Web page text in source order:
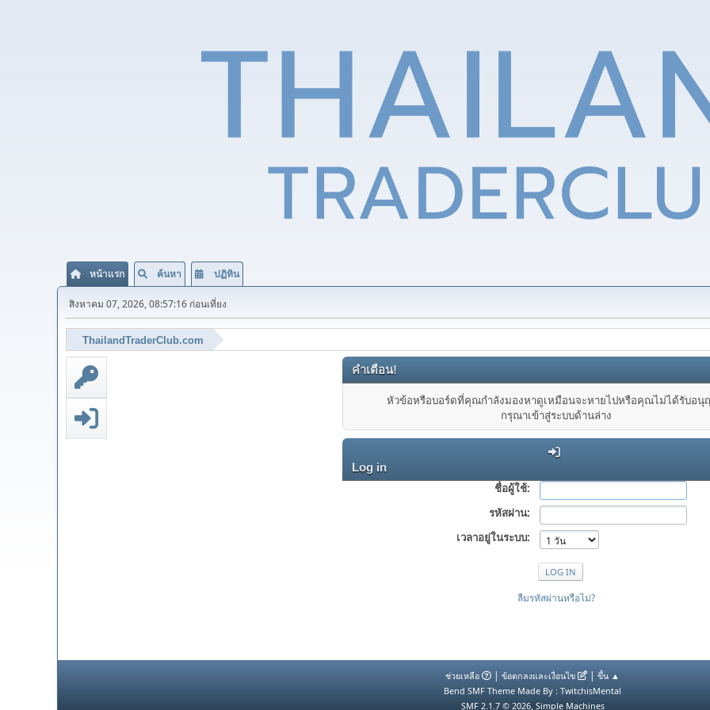
หน้าแรก ค้นหา ปฏิทิน
สิงหาคม 07, 2026, 08:57:16 ก่อนเที่ยง
ThailandTraderClub.com
คำเตือน!
หัวข้อหรือบอร์ดที่คุณกำลังมองหาดูเหมือนจะหายไปหรือคุณไม่ได้รับอนุ
กรุณาเข้าสู่ระบบด้านล่าง
Log in
ชื่อผู้ใช้:
รหัสผ่าน:
เวลาอยู่ในระบบ:
ลืมรหัสผ่านหรือไม่?
ช่วยเหลือ | ข้อตกลงและเงื่อนไข | ขึ้น ▲
Bend SMF Theme Made By : TwitchisMental
SMF 2.1.7 © 2026, Simple Machines